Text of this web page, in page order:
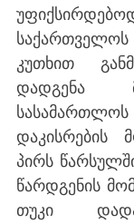
კუთხით
დადგენა
დაკისრების
პირს
წარდგენის
თუკი